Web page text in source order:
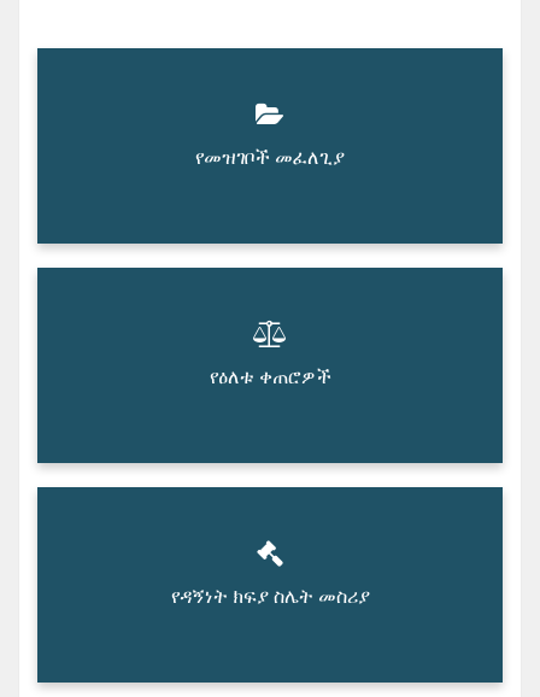
የመዝገቦች መፈለጊያ
የዕለቱ ቀጠሮዎች
የዳኝነት ክፍያ ስሌት መስሪያ